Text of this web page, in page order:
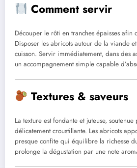
Comment servir
Découper le rôti en tranches épaisses afin
Disposer les abricots autour de la viande
cuisson. Servir immédiatement, dans des
un accompagnement simple capable
Textures & saveurs
La texture est fondante et juteuse,
délicatement croustillante. Les abricots
presque confite qui équilibre la richesse
prolonge la dégustation par une note